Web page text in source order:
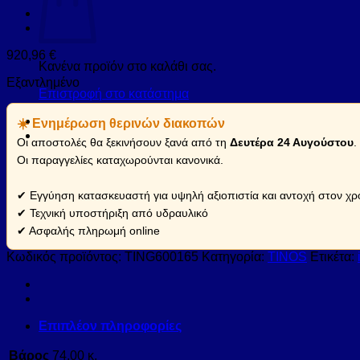
Κανένα προϊόν στο καλάθι σας.
Επιστροφή στο κατάστημα
920,96 €
Εξαντλημένο
☀️ Ενημέρωση θερινών διακοπών
Οι αποστολές θα ξεκινήσουν ξανά από τη Δευτέρα 24 Αυγούστου
Οι παραγγελίες καταχωρούνται κανονικά.
✔ Εγγύηση κατασκευαστή για υψηλή αξιοπιστία και αντοχή στον
✔ Τεχνική υποστήριξη από υδραυλικό
✔ Ασφαλής πληρωμή online
Κωδικός προϊόντος: TING600165 Κατηγορία: TINOS Ετικέτα:
Επιπλέον πληροφορίες
Βάρος 74,00 κ.